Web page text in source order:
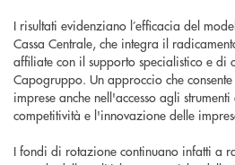
I risultati evidenziano l’efficacia del
Cassa Centrale, che integra il
affiliate con il supporto specialistico e di
Capogruppo. Un approccio che
imprese anche nell'accesso agli
competitività e l'innovazione delle
I fondi di rotazione continuano infatti a